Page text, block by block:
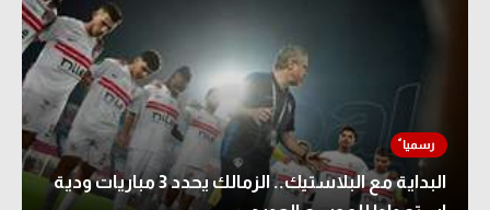
البداية مع البلاستيك.. الزمالك يحدد 3 مباريات ودية